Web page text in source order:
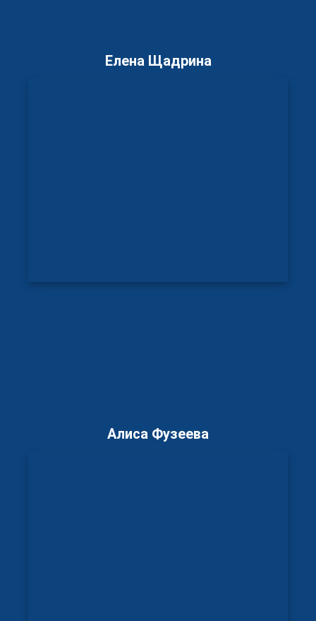
Елена Щадрина
Алиса Фузеева